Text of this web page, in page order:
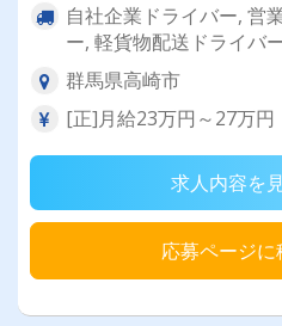
自社企業ドライバー, 営
ー, 軽貨物配送ドライバ
群馬県高崎市
[正]月給23万円～27万円
求人内容を
応募ページに